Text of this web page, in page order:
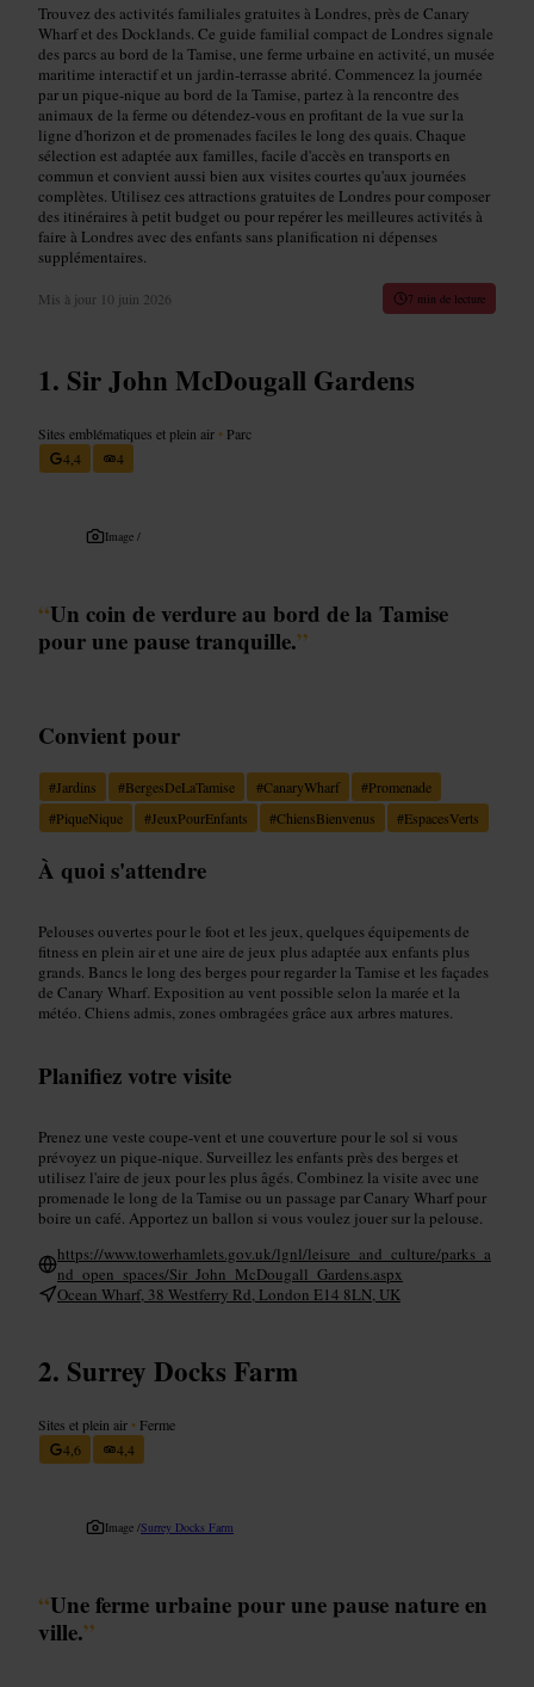
Trouvez des activités familiales gratuites à Londres, près de Canary
Wharf et des Docklands. Ce guide familial compact de Londres signale
des parcs au bord de la Tamise, une ferme urbaine en activité, un musée
maritime interactif et un jardin-terrasse abrité. Commencez la journée
par un pique-nique au bord de la Tamise, partez à la rencontre des
animaux de la ferme ou détendez-vous en profitant de la vue sur la
ligne d'horizon et de promenades faciles le long des quais. Chaque
sélection est adaptée aux familles, facile d'accès en transports en
commun et convient aussi bien aux visites courtes qu'aux journées
complètes. Utilisez ces attractions gratuites de Londres pour composer
des itinéraires à petit budget ou pour repérer les meilleures activités à
faire à Londres avec des enfants sans planification ni dépenses
supplémentaires.
Mis à jour 10 juin 2026 7 min de lecture
Sir John McDougall Gardens
Sites emblématiques et plein air • Parc
4,4
4
Image /
“Un coin de verdure au bord de la Tamise
pour une pause tranquille.”
Convient pour
#Jardins #BergesDeLaTamise #CanaryWharf #Promenade
#PiqueNique #JeuxPourEnfants #ChiensBienvenus #EspacesVerts
À quoi s'attendre
Pelouses ouvertes pour le foot et les jeux, quelques équipements de
fitness en plein air et une aire de jeux plus adaptée aux enfants plus
grands. Bancs le long des berges pour regarder la Tamise et les façades
de Canary Wharf. Exposition au vent possible selon la marée et la
météo. Chiens admis, zones ombragées grâce aux arbres matures.
Planifiez votre visite
Prenez une veste coupe-vent et une couverture pour le sol si vous
prévoyez un pique-nique. Surveillez les enfants près des berges et
utilisez l'aire de jeux pour les plus âgés. Combinez la visite avec une
promenade le long de la Tamise ou un passage par Canary Wharf pour
boire un café. Apportez un ballon si vous voulez jouer sur la pelouse.
https://www.towerhamlets.gov.uk/lgnl/leisure_and_culture/parks_a
nd_open_spaces/Sir_John_McDougall_Gardens.aspx
Ocean Wharf, 38 Westferry Rd, London E14 8LN, UK
Surrey Docks Farm
Sites et plein air • Ferme
4,6
4,4
Image /Surrey Docks Farm
“Une ferme urbaine pour une pause nature en
ville.”